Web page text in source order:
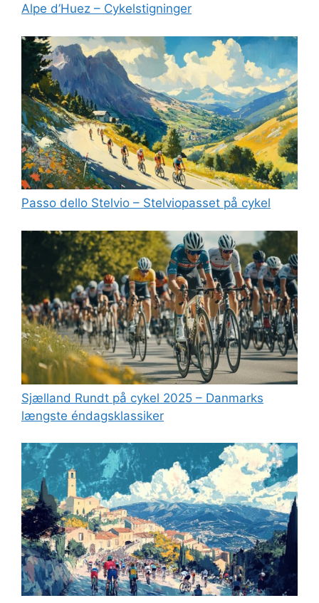
Alpe d’Huez – Cykelstigninger
Passo dello Stelvio – Stelviopasset på cykel
Sjælland Rundt på cykel 2025 – Danmarks
længste éndagsklassiker